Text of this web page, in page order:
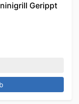
Gerippt